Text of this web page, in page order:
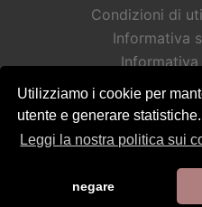
Utilizziamo i cookie per
utente e generare statistiche.
Leggi la nostra politica sui
negare
Condizioni di
Informativa
Politica sulla
Aiuto /